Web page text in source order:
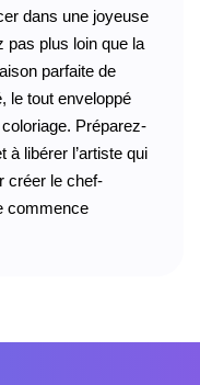
dans une joyeuse
pas plus loin que la
parfaite de
le tout enveloppé
Préparez-
libérer l’artiste qui
créer le chef-
commence